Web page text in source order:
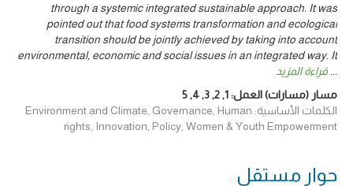
through a systemic integrated sustainable approach. It was
pointed out that food systems transformation and ecological
transition should be jointly achieved by taking into account
environmental, economic and social issues in an integrated way. It
... قراءة المزيد
مسار (مسارات) العمل:1
,
2
,
3
,
4
,
5
الكلمات الأساسية: Environment and Climate, Governance, Human
rights, Innovation, Policy, Women & Youth Empowerment
حوار ‎مستقل